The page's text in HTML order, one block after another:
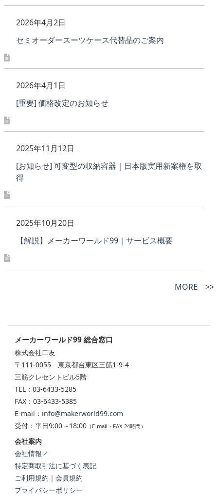
セミオーダースーツケース代替品のご案内
2026年4月2日
[重要] 価格改定のお知らせ
2026年4月1日
[お知らせ] 可変型の収納容器｜日本版実用新案権を取
得
2025年11月12日
【解説】メーカーワールド99｜サービス概要
2025年10月20日
MORE >>
メーカーワールド99 総合窓口
株式会社二友
〒111-0055 東京都台東区三筋1-9-4
三筋クレセントビル5階
TEL：03-6433-5285
FAX：03-6433-5385
E-mail： info@makerworld99.com
受付：平日9:00～18:00 （E-mail・FAX 24時間）
会社案内
会社情報↗
特定商取引法に基づく表記
ご利用規約 ｜ 会員規約
プライバシーポリシー